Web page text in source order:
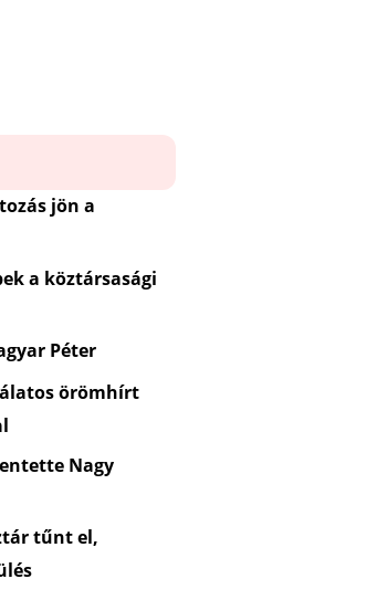
jön a
a köztársasági
Péter
örömhírt
Nagy
tűnt el,